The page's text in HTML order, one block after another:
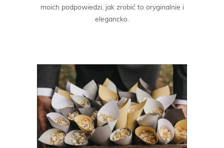
moich podpowiedzi, jak zrobić to oryginalnie i
elegancko.